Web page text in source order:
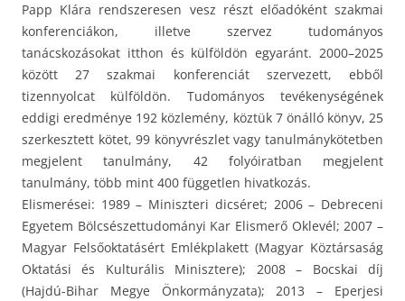
Papp Klára rendszeresen vesz részt előadóként szakmai
konferenciákon, illetve szervez tudományos
tanácskozásokat itthon és külföldön egyaránt. 2000–2025
között 27 szakmai konferenciát szervezett, ebből
tizennyolcat külföldön. Tudományos tevékenységének
eddigi eredménye 192 közlemény, köztük 7 önálló könyv, 25
szerkesztett kötet, 99 könyvrészlet vagy tanulmánykötetben
megjelent tanulmány, 42 folyóiratban megjelent
tanulmány, több mint 400 független hivatkozás.
Elismerései: 1989 – Miniszteri dicséret; 2006 – Debreceni
Egyetem Bölcsészettudományi Kar Elismerő Oklevél; 2007 –
Magyar Felsőoktatásért Emlékplakett (Magyar Köztársaság
Oktatási és Kulturális Minisztere); 2008 – Bocskai díj
(Hajdú-Bihar Megye Önkormányzata); 2013 – Eperjesi